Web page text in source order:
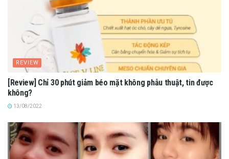
REVIEW
[Review] Chỉ 30 phút giảm béo mặt không phẫu thuật, tin được
không?
13/08/2022